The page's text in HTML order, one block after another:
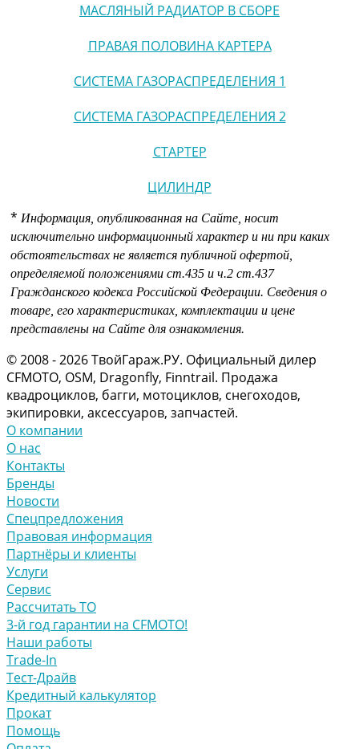
МАСЛЯНЫЙ РАДИАТОР В СБОРЕ
ПРАВАЯ ПОЛОВИНА КАРТЕРА
СИСТЕМА ГАЗОРАСПРЕДЕЛЕНИЯ 1
СИСТЕМА ГАЗОРАСПРЕДЕЛЕНИЯ 2
СТАРТЕР
ЦИЛИНДР
* Информация, опубликованная на Сайте, носит
исключительно информационный характер и ни при каких
обстоятельствах не является публичной офертой,
определяемой положениями ст.435 и ч.2 ст.437
Гражданского кодекса Российской Федерации. Сведения о
товаре, его характеристиках, комплектации и цене
представлены на Сайте для ознакомления.
© 2008 - 2026 ТвойГараж.РУ. Официальный дилер
CFMOTO, OSM, Dragonfly, Finntrail. Продажа
квадроциклов, багги, мотоциклов, снегоходов,
экипировки, аксессуаров, запчастей.
О компании
О нас
Контакты
Бренды
Новости
Спецпредложения
Правовая информация
Партнёры и клиенты
Услуги
Сервис
Рассчитать ТО
3-й год гарантии на CFMOTO!
Наши работы
Trade-In
Тест-Драйв
Кредитный калькулятор
Прокат
Помощь